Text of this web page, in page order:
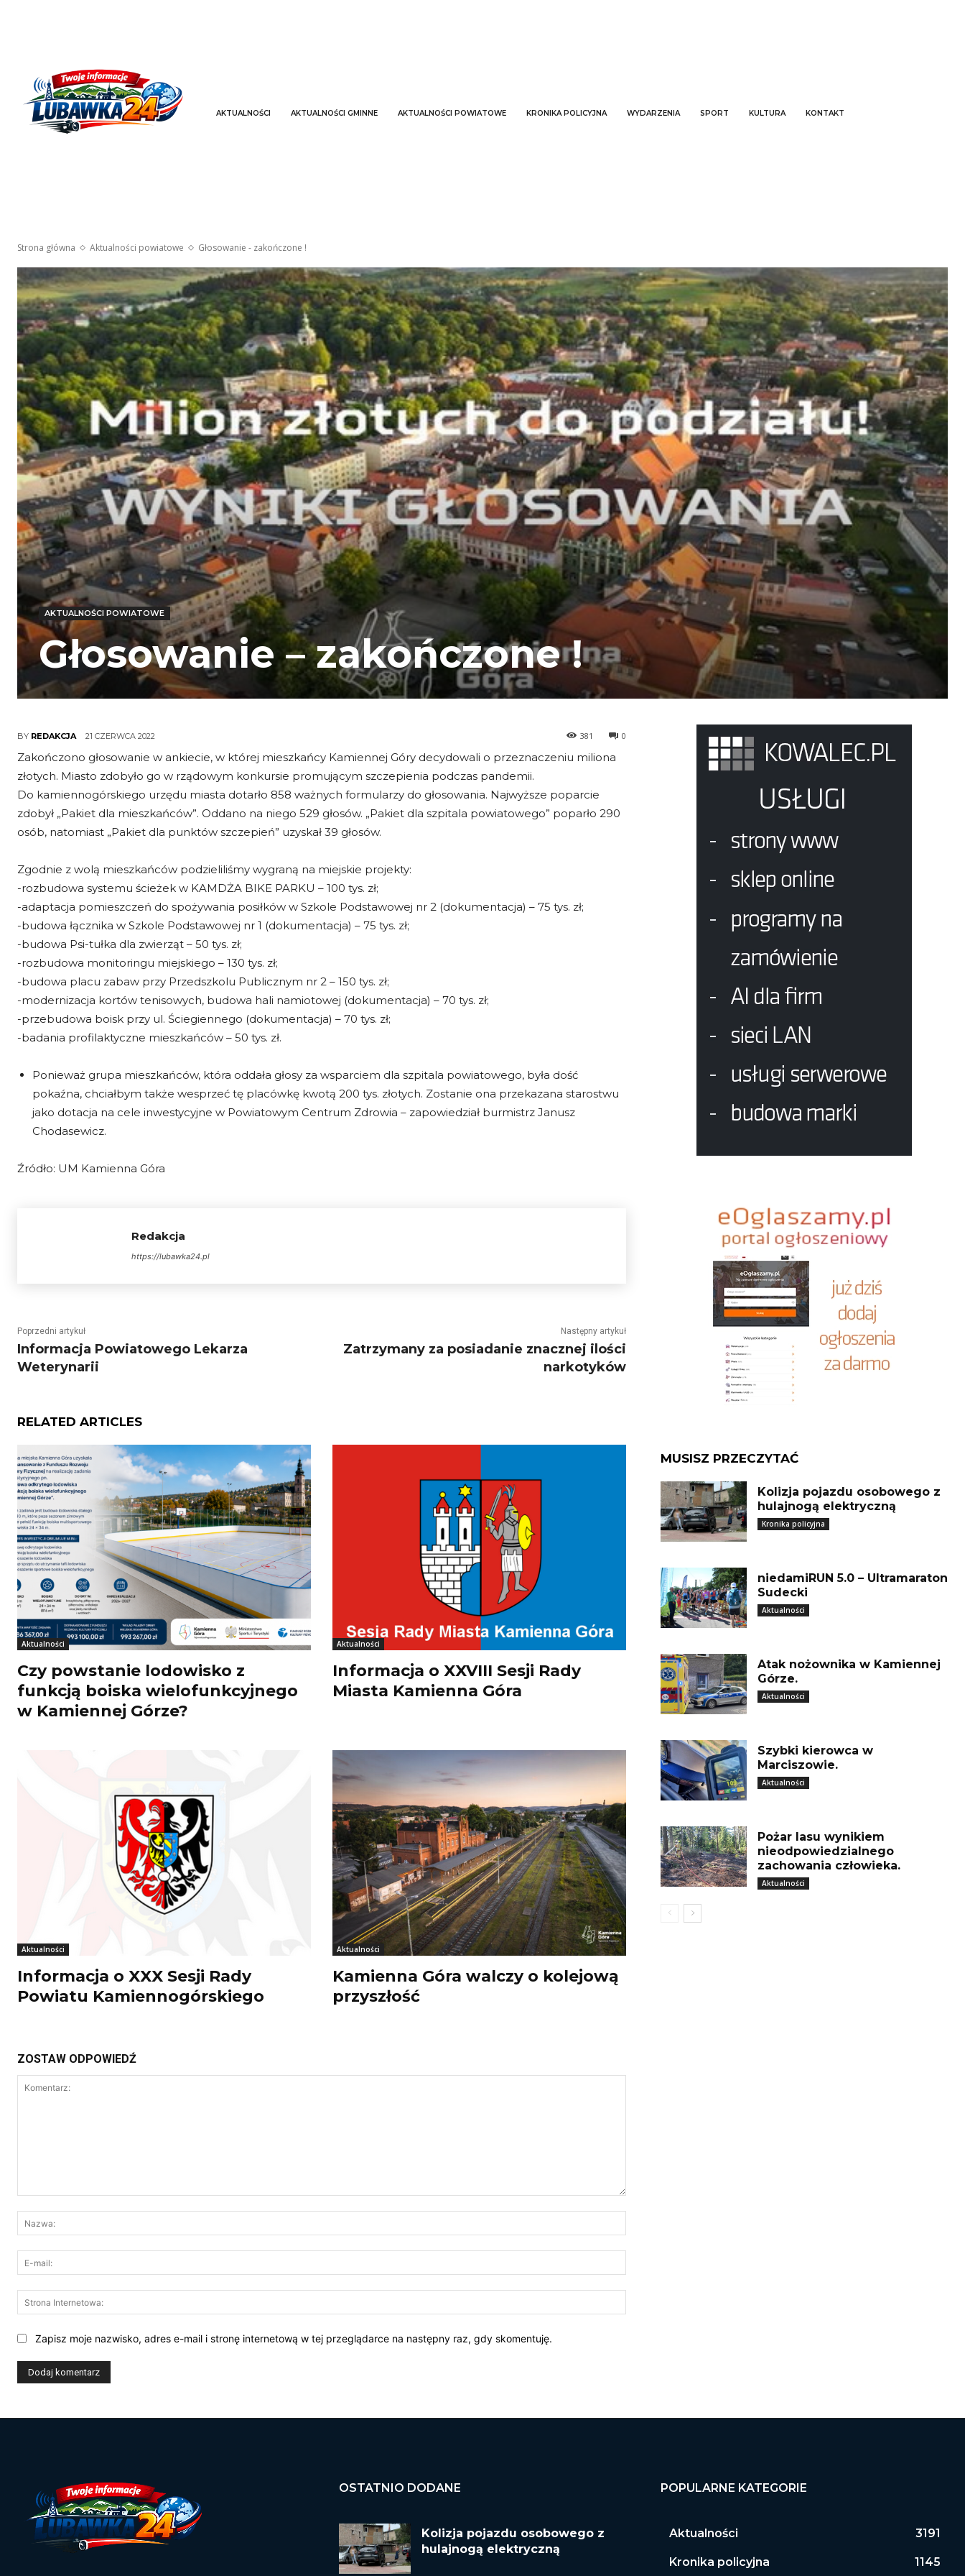
AKTUALNOŚCI AKTUALNOŚCI GMINNE AKTUALNOŚCI POWIATOWE KRONIKA POLICYJNA WYDARZENIA SPORT KULTURA KONTAKT
Strona główna Aktualności powiatowe Głosowanie - zakończone !
AKTUALNOŚCI POWIATOWE
Głosowanie – zakończone !
BY REDAKCJA 21 CZERWCA 2022 0
381
Zakończono głosowanie w ankiecie, w której mieszkańcy Kamiennej Góry decydowali o przeznaczeniu miliona
złotych. Miasto zdobyło go w rządowym konkursie promującym szczepienia podczas pandemii.
Do kamiennogórskiego urzędu miasta dotarło 858 ważnych formularzy do głosowania. Najwyższe poparcie
zdobył „Pakiet dla mieszkańców”. Oddano na niego 529 głosów. „Pakiet dla szpitala powiatowego” poparło 290
osób, natomiast „Pakiet dla punktów szczepień” uzyskał 39 głosów.
Zgodnie z wolą mieszkańców podzieliliśmy wygraną na miejskie projekty:
-rozbudowa systemu ścieżek w KAMDŻA BIKE PARKU – 100 tys. zł;
-adaptacja pomieszczeń do spożywania posiłków w Szkole Podstawowej nr 2 (dokumentacja) – 75 tys. zł;
-budowa łącznika w Szkole Podstawowej nr 1 (dokumentacja) – 75 tys. zł;
-budowa Psi-tułka dla zwierząt – 50 tys. zł;
-rozbudowa monitoringu miejskiego – 130 tys. zł;
-budowa placu zabaw przy Przedszkolu Publicznym nr 2 – 150 tys. zł;
-modernizacja kortów tenisowych, budowa hali namiotowej (dokumentacja) – 70 tys. zł;
-przebudowa boisk przy ul. Ściegiennego (dokumentacja) – 70 tys. zł;
-badania profilaktyczne mieszkańców – 50 tys. zł.
Ponieważ grupa mieszkańców, która oddała głosy za wsparciem dla szpitala powiatowego, była dość
pokaźna, chciałbym także wesprzeć tę placówkę kwotą 200 tys. złotych. Zostanie ona przekazana starostwu
jako dotacja na cele inwestycyjne w Powiatowym Centrum Zdrowia – zapowiedział burmistrz Janusz
Chodasewicz.
Źródło: UM Kamienna Góra
Redakcja
https://lubawka24.pl
Poprzedni artykuł
Informacja Powiatowego Lekarza
Weterynarii
Następny artykuł
Zatrzymany za posiadanie znacznej ilości
narkotyków
RELATED ARTICLES
Aktualności
Czy powstanie lodowisko z
funkcją boiska wielofunkcyjnego
w Kamiennej Górze?
Aktualności
Informacja o XXVIII Sesji Rady
Miasta Kamienna Góra
Aktualności
Informacja o XXX Sesji Rady
Powiatu Kamiennogórskiego
Aktualności
Kamienna Góra walczy o kolejową
przyszłość
ZOSTAW ODPOWIEDŹ
mail:
Internetowa:
Zapisz moje nazwisko, adres e-mail i stronę internetową w tej przeglądarce na następny raz, gdy skomentuję.
MUSISZ PRZECZYTAĆ
Kolizja pojazdu osobowego z
hulajnogą elektryczną
Kronika policyjna
niedamiRUN 5.0 – Ultramaraton
Sudecki
Aktualności
Atak nożownika w Kamiennej
Górze.
Aktualności
Szybki kierowca w
Marciszowie.
Aktualności
Pożar lasu wynikiem
nieodpowiedzialnego
zachowania człowieka.
Aktualności
OSTATNIO DODANE
Kolizja pojazdu osobowego z
hulajnogą elektryczną
POPULARNE KATEGORIE
Aktualności 3191
Kronika policyjna 1145